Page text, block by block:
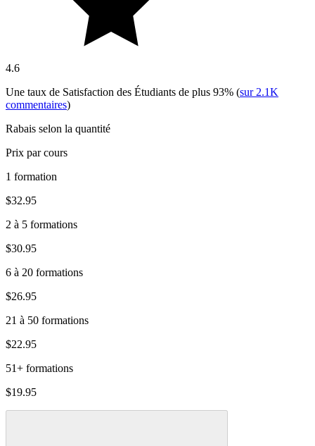
4.6
Une taux de Satisfaction des Étudiants de plus 93% (sur 2.1K
commentaires)
Rabais selon la quantité
Prix par cours
1 formation
$32.95
2 à 5 formations
$30.95
6 à 20 formations
$26.95
21 à 50 formations
$22.95
51+ formations
$19.95